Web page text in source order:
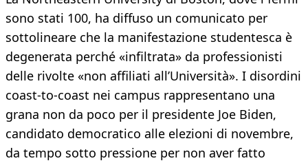
sono stati 100, ha diffuso un comunicato per
sottolineare che la manifestazione studentesca è
degenerata perché «infiltrata» da professionisti
delle rivolte «non affiliati all’Università». I disordini
coast-to-coast nei campus rappresentano una
grana non da poco per il presidente Joe Biden,
candidato democratico alle elezioni di novembre,
da tempo sotto pressione per non aver fatto